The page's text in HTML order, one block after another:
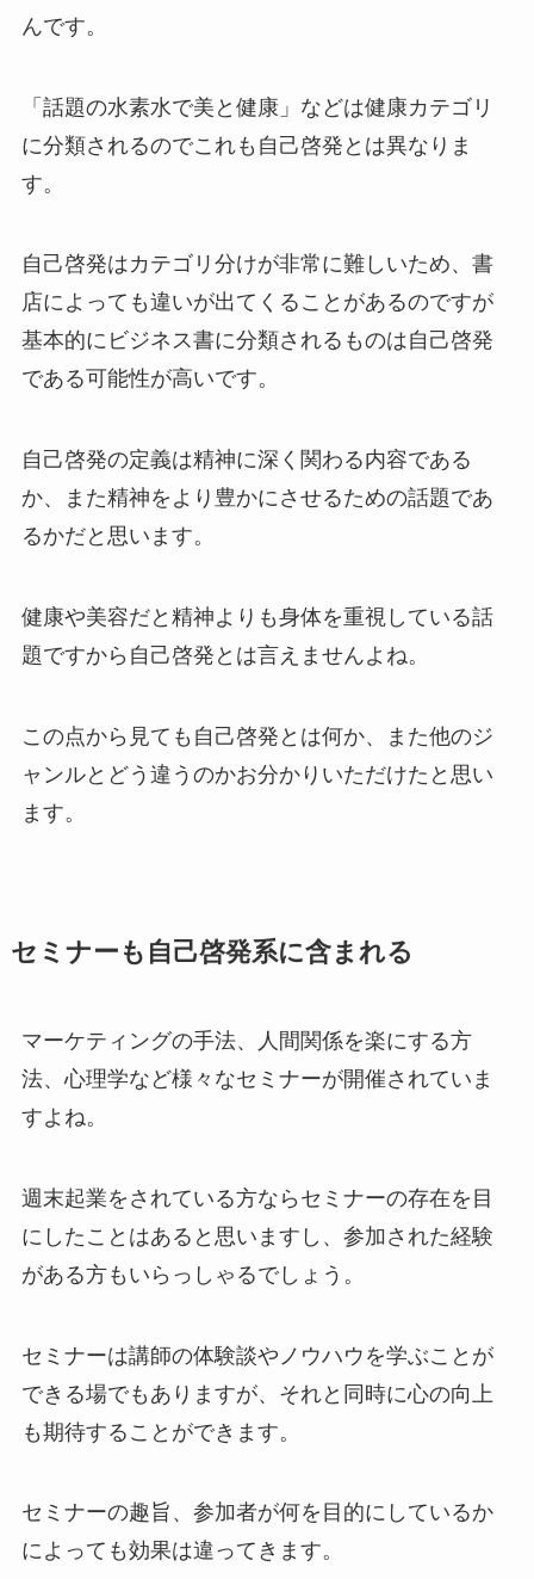
んです。
「話題の水素水で美と健康」などは健康カテゴリ
に分類されるのでこれも自己啓発とは異なりま
す。
自己啓発はカテゴリ分けが非常に難しいため、書
店によっても違いが出てくることがあるのですが
基本的にビジネス書に分類されるものは自己啓発
である可能性が高いです。
自己啓発の定義は精神に深く関わる内容である
か、また精神をより豊かにさせるための話題であ
るかだと思います。
健康や美容だと精神よりも身体を重視している話
題ですから自己啓発とは言えませんよね。
この点から見ても自己啓発とは何か、また他のジ
ャンルとどう違うのかお分かりいただけたと思い
ます。
セミナーも自己啓発系に含まれる
マーケティングの手法、人間関係を楽にする方
法、心理学など様々なセミナーが開催されていま
すよね。
週末起業をされている方ならセミナーの存在を目
にしたことはあると思いますし、参加された経験
がある方もいらっしゃるでしょう。
セミナーは講師の体験談やノウハウを学ぶことが
できる場でもありますが、それと同時に心の向上
も期待することができます。
セミナーの趣旨、参加者が何を目的にしているか
によっても効果は違ってきます。